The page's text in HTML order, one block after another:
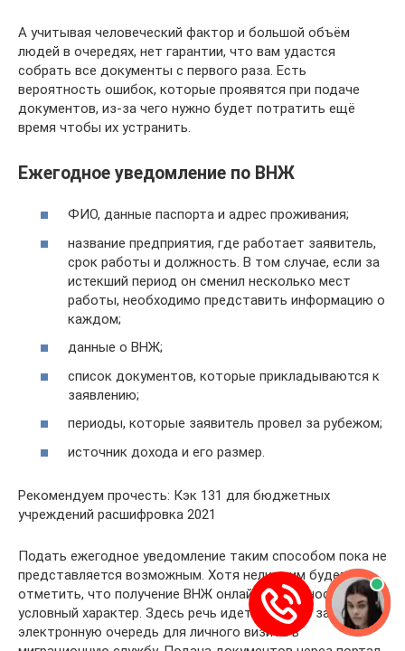
А учитывая человеческий фактор и большой объём
людей в очередях, нет гарантии, что вам удастся
собрать все документы с первого раза. Есть
вероятность ошибок, которые проявятся при подаче
документов, из-за чего нужно будет потратить ещё
время чтобы их устранить.
Ежегодное уведомление по ВНЖ
ФИО, данные паспорта и адрес проживания;
название предприятия, где работает заявитель,
срок работы и должность. В том случае, если за
истекший период он сменил несколько мест
работы, необходимо представить информацию о
каждом;
данные о ВНЖ;
список документов, которые прикладываются к
заявлению;
периоды, которые заявитель провел за рубежом;
источник дохода и его размер.
Рекомендуем прочесть: Кэк 131 для бюджетных
учреждений расшифровка 2021
Подать ежегодное уведомление таким способом пока не
представляется возможным. Хотя нелишним будет
отметить, что получение ВНЖ онлайн также носит
условный характер. Здесь речь идет скорее о записи в
электронную очередь для личного визита в